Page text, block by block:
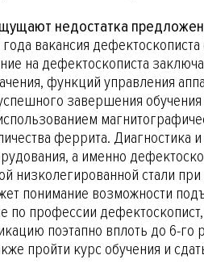
недостатка
вакансия
на дефектоскописта
функций управления
завершения
феррита.
а именно
низколегированной стали
понимание возможности
по профессии
поэтапно вплоть до 6-
пройти курс обучения и